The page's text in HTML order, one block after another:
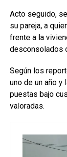
Acto seguido,
su pareja, a
frente a la
desconsolados
Según los
uno de un año
puestas bajo
valoradas.